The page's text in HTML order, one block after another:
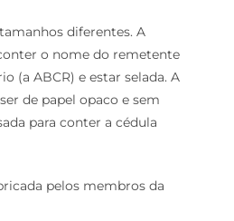
diferentes. A
o nome do remetente
(a ABCR) e estar selada. A
de papel opaco e sem
para conter a cédula
pelos membros da